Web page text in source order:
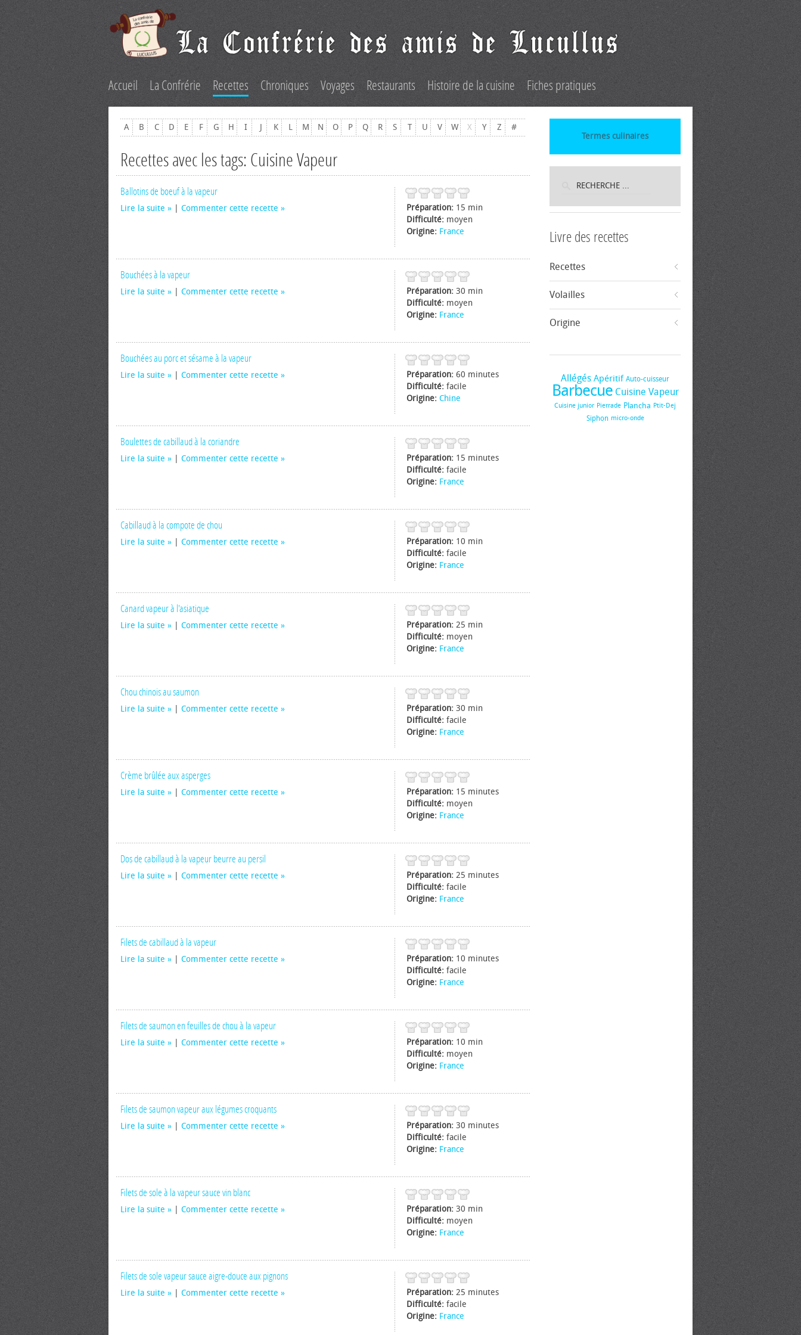
Accueil La Confrérie Recettes Chroniques Voyages Restaurants Histoire de la cuisine Fiches pratiques
A B C D E F G H I J K L M N O P Q R S T U V W X Y Z #
Recettes avec les tags: Cuisine Vapeur
Préparation: 15 min
Difficulté: moyen
Origine: France
Ballotins de boeuf à la vapeur
Lire la suite Commenter cette recette
Préparation: 30 min
Difficulté: moyen
Origine: France
Bouchées à la vapeur
Lire la suite Commenter cette recette
Préparation: 60 minutes
Difficulté: facile
Origine: Chine
Bouchées au porc et sésame à la vapeur
Lire la suite Commenter cette recette
Préparation: 15 minutes
Difficulté: facile
Origine: France
Boulettes de cabillaud à la coriandre
Lire la suite Commenter cette recette
Préparation: 10 min
Difficulté: facile
Origine: France
Cabillaud à la compote de chou
Lire la suite Commenter cette recette
Préparation: 25 min
Difficulté: moyen
Origine: France
Canard vapeur à l'asiatique
Lire la suite Commenter cette recette
Préparation: 30 min
Difficulté: facile
Origine: France
Chou chinois au saumon
Lire la suite Commenter cette recette
Préparation: 15 minutes
Difficulté: moyen
Origine: France
Crème brûlée aux asperges
Lire la suite Commenter cette recette
Préparation: 25 minutes
Difficulté: facile
Origine: France
Dos de cabillaud à la vapeur beurre au persil
Lire la suite Commenter cette recette
Préparation: 10 minutes
Difficulté: facile
Origine: France
Filets de cabillaud à la vapeur
Lire la suite Commenter cette recette
Préparation: 10 min
Difficulté: moyen
Origine: France
Filets de saumon en feuilles de chou à la vapeur
Lire la suite Commenter cette recette
Préparation: 30 minutes
Difficulté: facile
Origine: France
Filets de saumon vapeur aux légumes croquants
Lire la suite Commenter cette recette
Préparation: 30 min
Difficulté: moyen
Origine: France
Filets de sole à la vapeur sauce vin blanc
Lire la suite Commenter cette recette
Préparation: 25 minutes
Difficulté: facile
Origine: France
Filets de sole vapeur sauce aigre-douce aux pignons
Lire la suite Commenter cette recette
Termes culinaires
Livre des recettes
Recettes
Volailles
Origine
Allégés Apéritif Auto-cuisseur
Barbecue Cuisine Vapeur
Cuisine junior Pierrade Plancha Ptit-Dej
Siphon micro-onde